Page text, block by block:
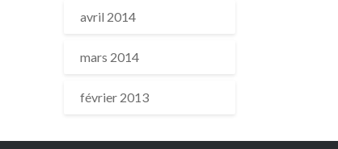
avril 2014
mars 2014
février 2013